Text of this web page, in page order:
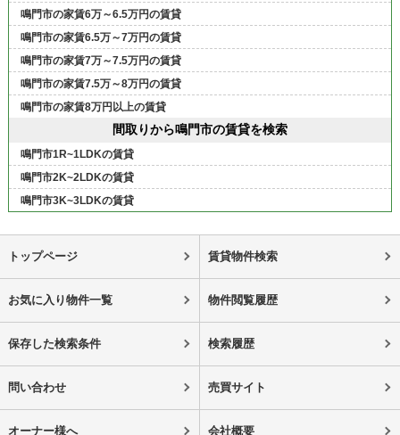
鳴門市の家賃6万～6.5万円の賃貸
鳴門市の家賃6.5万～7万円の賃貸
鳴門市の家賃7万～7.5万円の賃貸
鳴門市の家賃7.5万～8万円の賃貸
鳴門市の家賃8万円以上の賃貸
間取りから鳴門市の賃貸を検索
鳴門市1R~1LDKの賃貸
鳴門市2K~2LDKの賃貸
鳴門市3K~3LDKの賃貸
トップページ 賃貸物件検索
お気に入り物件一覧 物件閲覧履歴
保存した検索条件 検索履歴
問い合わせ 売買サイト
オーナー様へ 会社概要